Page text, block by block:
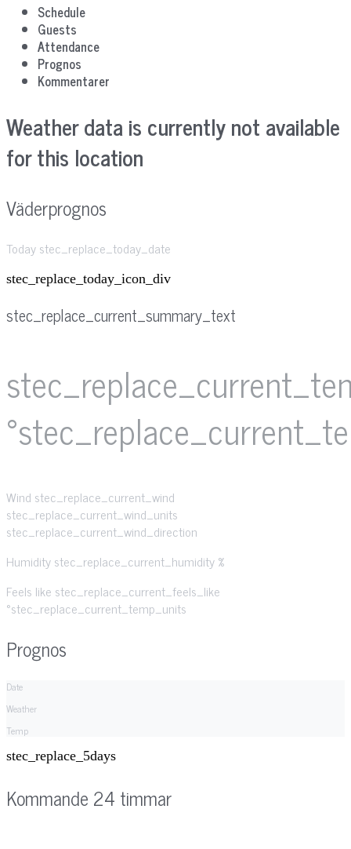
Schedule
Guests
Attendance
Prognos
Kommentarer
Weather data is currently not available
for this location
Väderprognos
Today stec_replace_today_date
stec_replace_today_icon_div
stec_replace_current_summary_text
Wind stec_replace_current_wind
stec_replace_current_wind_units
stec_replace_current_wind_direction
Humiditystec_replace_current_humidity %
Feels like stec_replace_current_feels_like
°stec_replace_current_temp_units
Prognos
Date
Weather
Temp
stec_replace_5days
Kommande 24 timmar